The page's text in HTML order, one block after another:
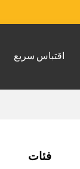
اقتباس سريع
فئات